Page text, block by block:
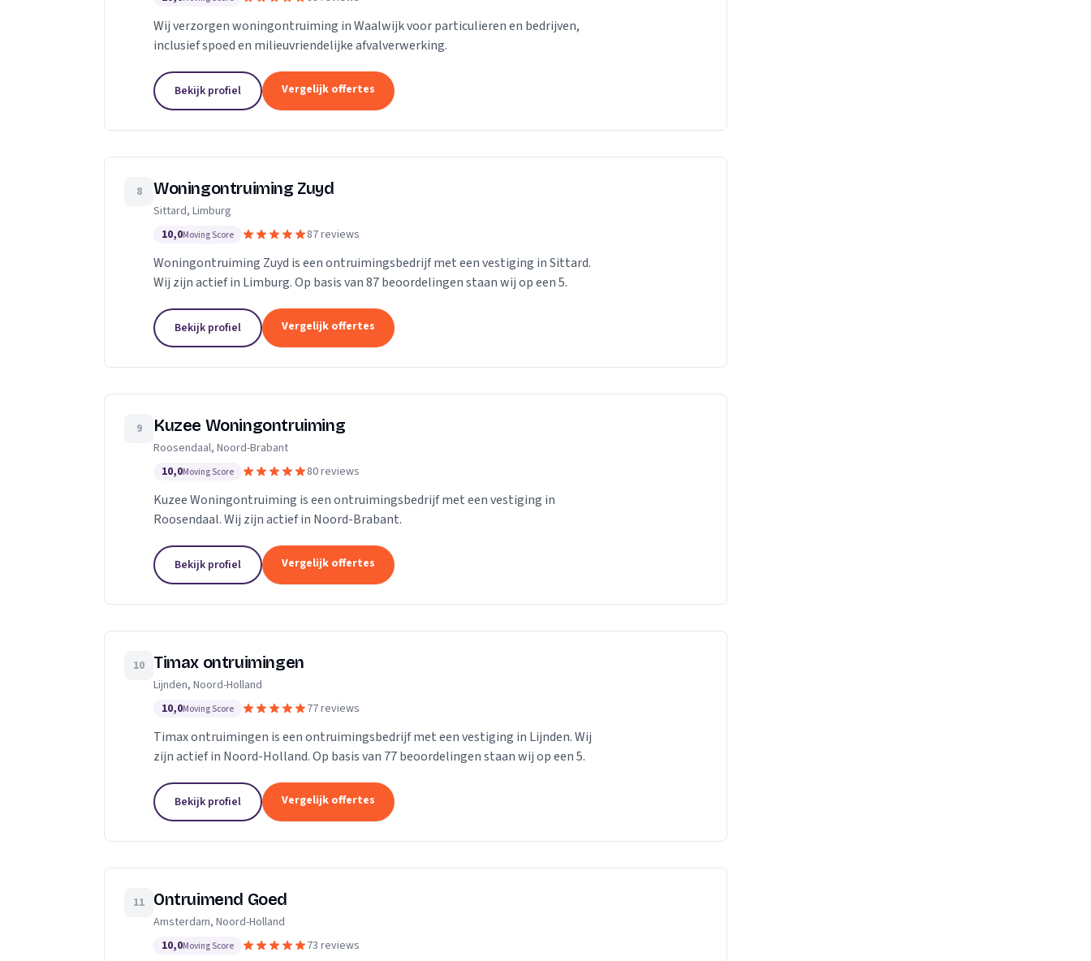
Wij verzorgen woningontruiming in Waalwijk voor particulieren en bedrijven,
inclusief spoed en milieuvriendelijke afvalverwerking.
Bekijk profiel Vergelijk offertes
8 Woningontruiming Zuyd
Sittard, Limburg
10,0Moving Score 87 reviews
Woningontruiming Zuyd is een ontruimingsbedrijf met een vestiging in Sittard.
Wij zijn actief in Limburg. Op basis van 87 beoordelingen staan wij op een 5.
Bekijk profiel Vergelijk offertes
9 Kuzee Woningontruiming
Roosendaal, Noord-Brabant
10,0Moving Score 80 reviews
Kuzee Woningontruiming is een ontruimingsbedrijf met een vestiging in
Roosendaal. Wij zijn actief in Noord-Brabant.
Bekijk profiel Vergelijk offertes
10 Timax ontruimingen
Lijnden, Noord-Holland
10,0Moving Score 77 reviews
Timax ontruimingen is een ontruimingsbedrijf met een vestiging in Lijnden. Wij
zijn actief in Noord-Holland. Op basis van 77 beoordelingen staan wij op een 5.
Bekijk profiel Vergelijk offertes
11 Ontruimend Goed
Amsterdam, Noord-Holland
10,0Moving Score 73 reviews